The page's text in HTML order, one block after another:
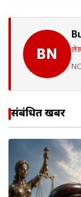
BN
संबंधित खबरें